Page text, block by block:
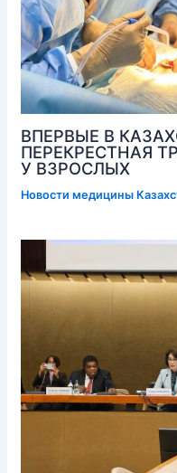
ВПЕРВЫЕ В
ПЕРЕКРЕСТНАЯ
У ВЗРОСЛЫХ
Новости медицины